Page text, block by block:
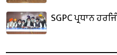
SGPC ਪ੍ਰਧਾਨ